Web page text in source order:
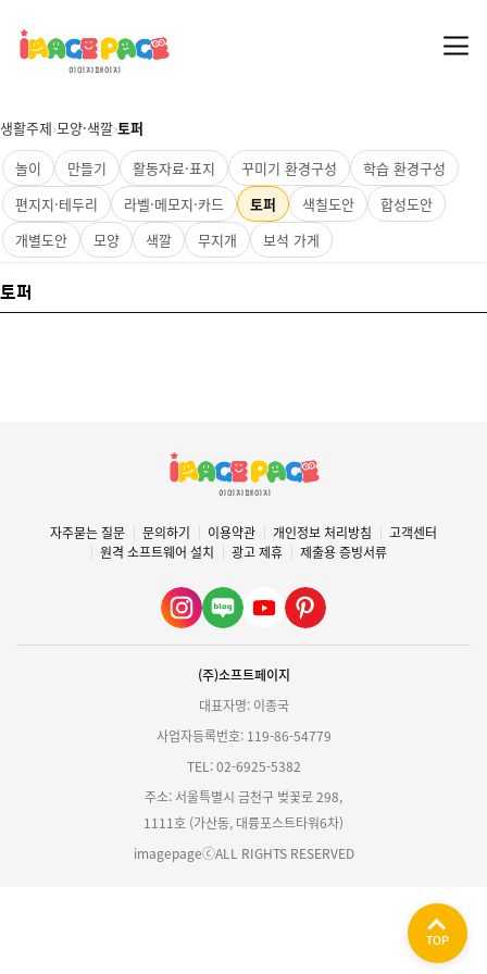
생활주제›모양·색깔›토퍼
놀이
만들기 활동자료·표지 꾸미기 환경구성
학습 환경구성
편지지·테두리
라벨·메모지·카드 토퍼 색칠도안
합성도안
개별도안
모양 색깔 무지개 보석 가게
토퍼
자주묻는 질문 문의하기 이용약관 개인정보 처리방침
고객센터
원격 소프트웨어 설치
광고 제휴 제출용 증빙서류
(주)소프트페이지
대표자명: 이종국
사업자등록번호: 119-86-54779
TEL: 02-6925-5382
주소: 서울특별시 금천구 벚꽃로 298,
1111호 (가산동, 대륭포스트타워6차)
imagepageⓒALL RIGHTS RESERVED